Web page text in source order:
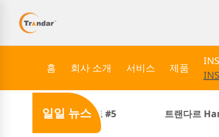
홈 회사 소개 서비스 제품
일일 뉴스
비 나이트 #5 트랜다르 Harmony &